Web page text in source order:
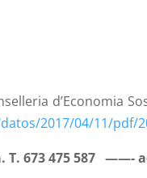
d’Economia
2017/04/11/pdf/
T. 673 475 587 ——-